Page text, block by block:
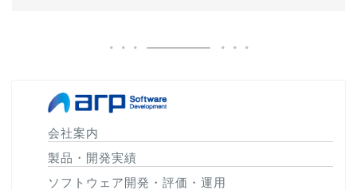
会社案内
製品・開発実績
ソフトウェア開発・評価・運用